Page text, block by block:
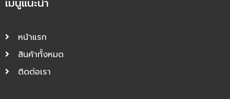
เมนูแนะนำ
หน้าแรก
สินค้าทั้งหมด
ติดต่อเรา